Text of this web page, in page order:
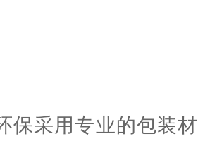
保采用专业的包装